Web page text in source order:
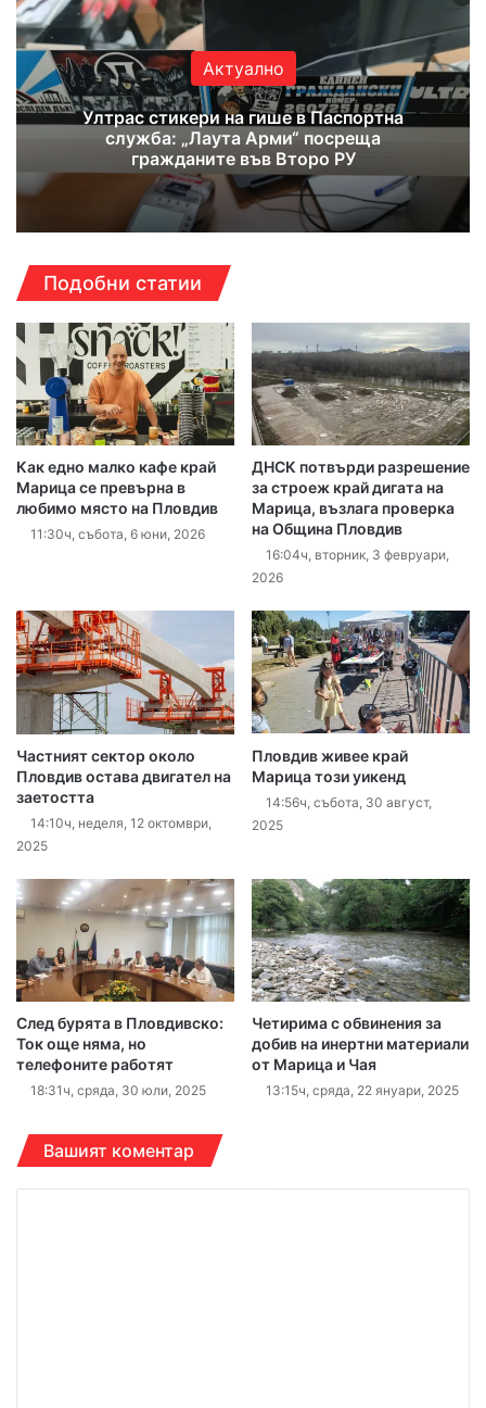
Актуално
Ултрас стикери на гише в Паспортна
служба: „Лаута Арми“ посреща
гражданите във Второ РУ
Подобни статии
Как едно малко кафе край
Марица се превърна в
любимо място на Пловдив
11:30ч, събота, 6 юни, 2026
ДНСК потвърди разрешение
за строеж край дигата на
Марица, възлага проверка
на Община Пловдив
16:04ч, вторник, 3 февруари,
2026
Частният сектор около
Пловдив остава двигател на
заетостта
14:10ч, неделя, 12 октомври,
2025
Пловдив живее край
Марица този уикенд
14:56ч, събота, 30 август,
2025
След бурята в Пловдивско:
Ток още няма, но
телефоните работят
18:31ч, сряда, 30 юли, 2025
Четирима с обвинения за
добив на инертни материали
от Марица и Чая
13:15ч, сряда, 22 януари, 2025
Вашият коментар